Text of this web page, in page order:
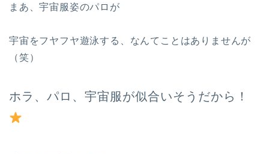
まあ、宇宙服姿のパロが
宇宙をフヤフヤ遊泳する、なんてことはありませんが
（笑）
ホラ、パロ、宇宙服が似合いそうだから！